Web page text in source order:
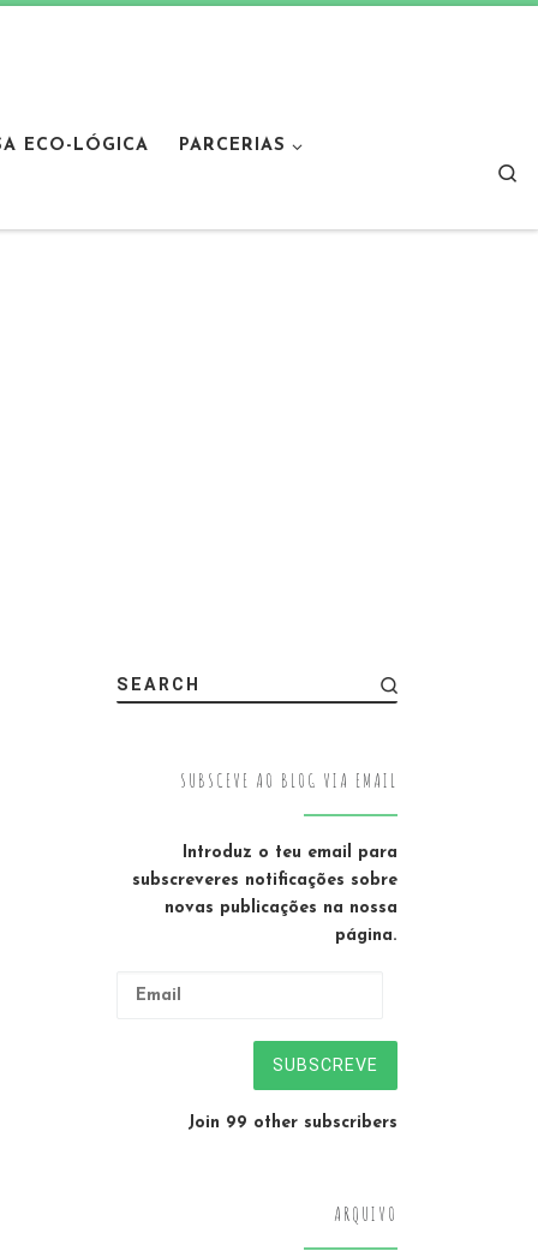
ECO-LÓGICA
PARCERIAS
SEARCH
SUBSCEVE AO BLOG VIA EMAIL
Introduz o teu email para
subscreveres notificações sobre
novas publicações na nossa
página.
SUBSCREVE
Join 99 other subscribers
ARQUIVO